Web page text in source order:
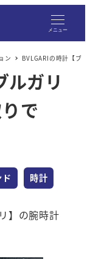
メニュー
ン
BVLGARIの時計【ブ
ルガリ
で
ー カテゴリー
時計
】の腕時計